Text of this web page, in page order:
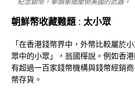
紀念銀幣，拳頭象徵壓倒美國的武器。
朝鮮幣收藏難題 ： 太小眾
「在香港錢幣界中，外幣比較屬於
眾中的小眾」，翁國樺說。例如香
有超過一百家錢幣機構與錢幣經銷
幣存貨。